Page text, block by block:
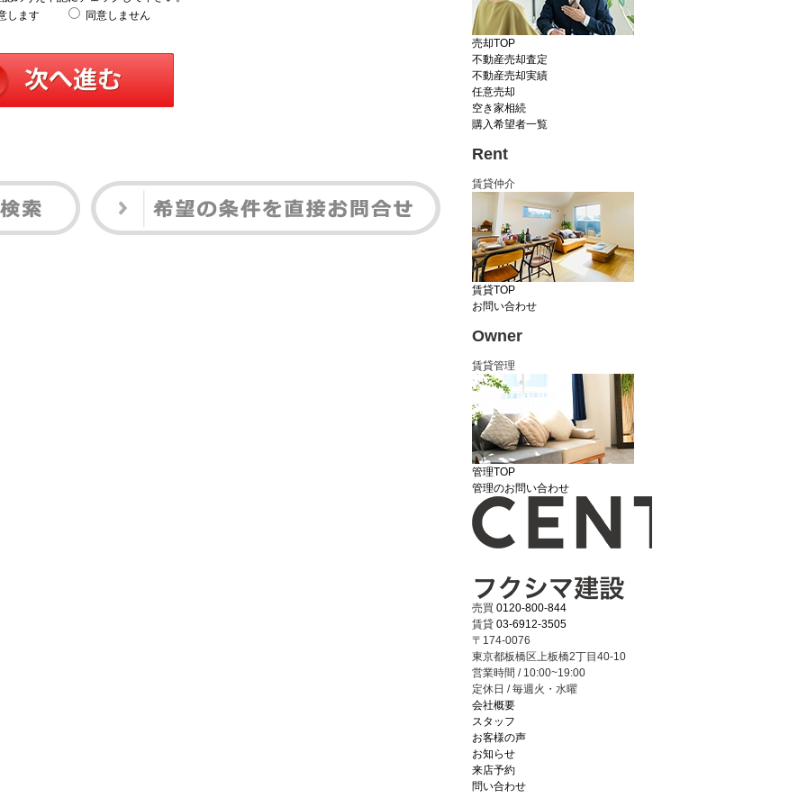
します
同意しません
売却TOP
不動産売却査定
不動産売却実績
任意売却
空き家相続
購入希望者一覧
Rent
賃貸仲介
賃貸TOP
お問い合わせ
Owner
賃貸管理
管理TOP
管理のお問い合わせ
売買 0120-800-844
賃貸 03-6912-3505
〒174-0076
東京都板橋区上板橋2丁目40-10
営業時間 / 10:00~19:00
定休日 / 毎週火・水曜
会社概要
スタッフ
お客様の声
お知らせ
来店予約
問い合わせ